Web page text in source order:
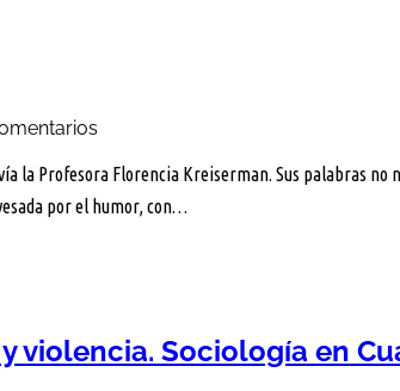
la Profesora Florencia Kreiserman. Sus palabras no
por el humor, con…
violencia. Sociología en